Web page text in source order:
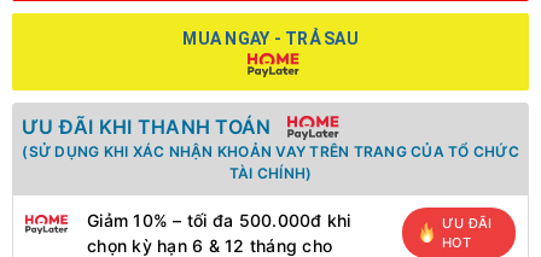
MUA NGAY - TRẢ SAU
ƯU ĐÃI KHI THANH TOÁN
(SỬ DỤNG KHI XÁC NHẬN KHOẢN VAY TRÊN TRANG CỦA TỔ CHỨC
TÀI CHÍNH)
Giảm 10% – tối đa 500.000đ khi
chọn kỳ hạn 6 & 12 tháng cho
ƯU ĐÃI
HOT